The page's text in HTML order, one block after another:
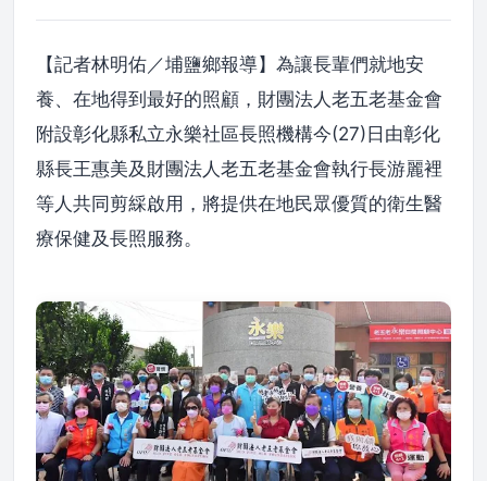
【記者林明佑／埔鹽鄉報導】為讓長輩們就地安
養、在地得到最好的照顧，財團法人老五老基金會
附設彰化縣私立永樂社區長照機構今(27)日由彰化
縣長王惠美及財團法人老五老基金會執行長游麗裡
等人共同剪綵啟用，將提供在地民眾優質的衛生醫
療保健及長照服務。